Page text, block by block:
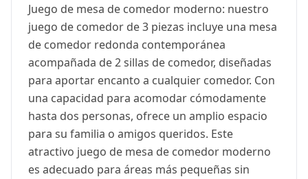
Juego de mesa de comedor moderno: nuestro
juego de comedor de 3 piezas incluye una mesa
de comedor redonda contemporánea
acompañada de 2 sillas de comedor, diseñadas
para aportar encanto a cualquier comedor. Con
una capacidad para acomodar cómodamente
hasta dos personas, ofrece un amplio espacio
para su familia o amigos queridos. Este
atractivo juego de mesa de comedor moderno
es adecuado para áreas más pequeñas sin